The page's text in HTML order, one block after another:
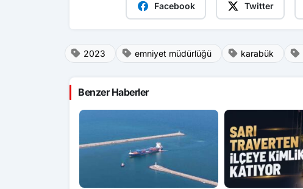
Facebook Twitter
2023 emniyet müdürlüğü karabük
Benzer Haberler